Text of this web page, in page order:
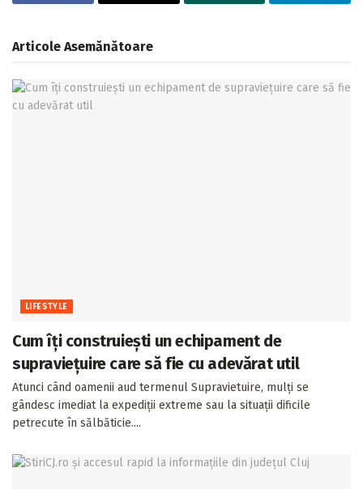
Articole Asemănătoare
LIFESTYLE
Cum îți construiești un echipament de
supraviețuire care să fie cu adevărat util
Atunci când oamenii aud termenul Supravietuire, mulți se
gândesc imediat la expediții extreme sau la situații dificile
petrecute în sălbăticie....